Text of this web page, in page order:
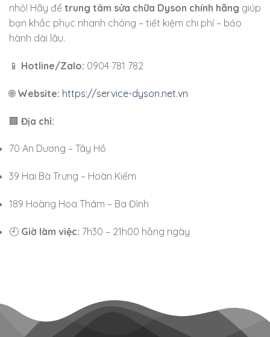
nhỏ! Hãy để trung tâm sửa chữa Dyson chính hãng giúp
bạn khắc phục nhanh chóng – tiết kiệm chi phí – bảo
hành dài lâu.
📱 Hotline/Zalo: 0904 781 782
🌐 Website: https://service-dyson.net.vn
🏢 Địa chỉ:
70 An Dương – Tây Hồ
39 Hai Bà Trưng – Hoàn Kiếm
189 Hoàng Hoa Thám – Ba Đình
🕘 Giờ làm việc: 7h30 – 21h00 hằng ngày